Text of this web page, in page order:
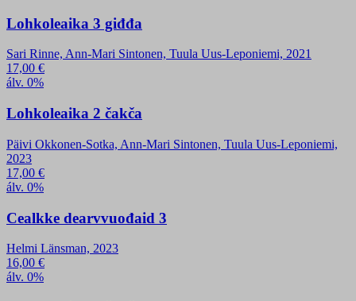
Lohkoleaika 3 giđđa
Sari Rinne, Ann-Mari Sintonen, Tuula Uus-Leponiemi, 2021
17,00 €
álv. 0%
Lohkoleaika 2 čakča
Päivi Okkonen-Sotka, Ann-Mari Sintonen, Tuula Uus-Leponiemi,
2023
17,00 €
álv. 0%
Cealkke dearvvuođaid 3
Helmi Länsman, 2023
16,00 €
álv. 0%